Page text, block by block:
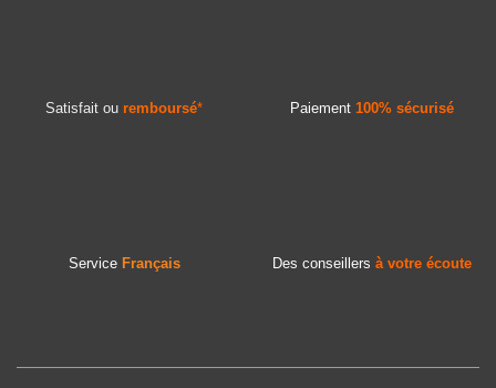
Satisfait ou remboursé* Paiement 100% sécurisé
Service Français Des conseillers à votre écoute